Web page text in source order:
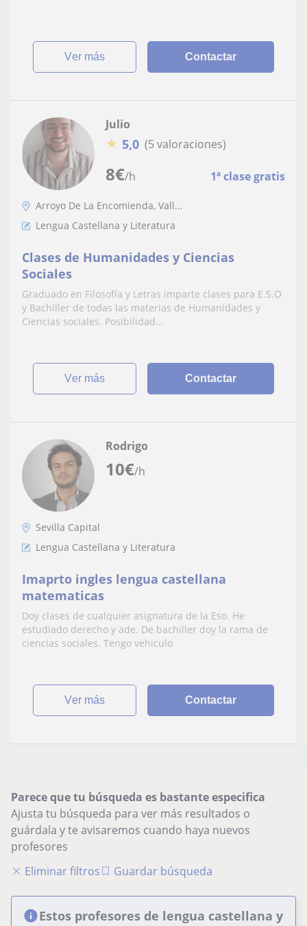
ver más Contactar
8€/h 1ª clase gratis
Julio
★ 5,0 (5 valoraciones)
Arroyo De La Encomienda, Vall...
Lengua Castellana y Literatura
Clases de Humanidades y Ciencias
Sociales
Graduado en Filosofía y Letras imparte clases para E.S.O
y Bachiller de todas las materias de Humanidades y
Ciencias sociales. Posibilidad...
ver más Contactar
10€/h
Rodrigo
Sevilla Capital
Lengua Castellana y Literatura
Imaprto ingles lengua castellana
matematicas
Doy clases de cualquier asignatura de la Eso. He
estudiado derecho y ade. De bachiller doy la rama de
ciencias sociales. Tengo vehiculo
ver más Contactar
Parece que tu búsqueda es bastante especifica
Ajusta tu búsqueda para ver más resultados o
guárdala y te avisaremos cuando haya nuevos
profesores
Eliminar filtros
Guardar búsqueda
Estos profesores de lengua castellana y